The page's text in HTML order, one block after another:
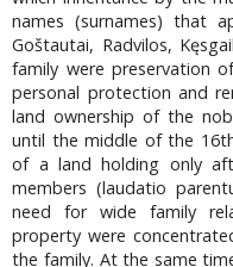
names (surnames) that
Goštautai, Radvilos,
family were preservation
personal protection and
land ownership of the
until the middle of the
of a land holding only
members (laudatio
need for wide family
property were
the family. At the same